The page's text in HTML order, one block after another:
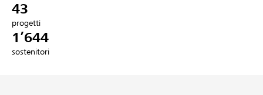
Registrazione
43
progetti
1’644
sostenitori